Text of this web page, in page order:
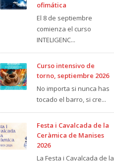
ofimática
El 8 de septiembre
comienza el curso
INTELIGENC...
Curso intensivo de
torno, septiembre 2026
No importa si nunca has
tocado el barro, si cre...
Festa i Cavalcada de la
Ceràmica de Manises
2026
La Festa i Cavalcada de la